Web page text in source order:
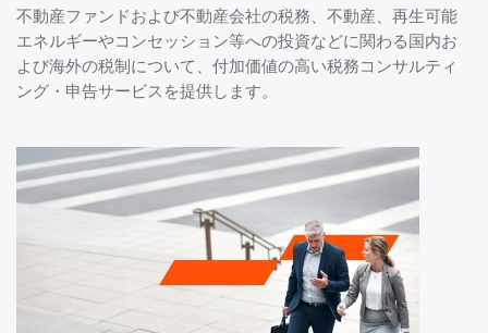
不動産ファンドおよび不動産会社の税務、不動産、再生可能
エネルギーやコンセッション等への投資などに関わる国内お
よび海外の税制について、付加価値の高い税務コンサルティ
ング・申告サービスを提供します。